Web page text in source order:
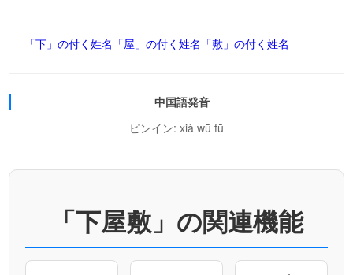
「下」の付く姓名 「屋」の付く姓名 「敷」の付く姓名
中国語発音
ピンイン: xià wū fū
「下屋敷」の関連機能